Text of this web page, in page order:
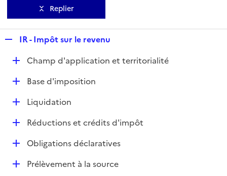
Replier
p
l
i
e
IR - Impôt sur le revenu
DChamp d'application et territorialité
DBase d'imposition
DLiquidation
DRéductions et crédits d'impôt
DObligations déclaratives
DPrélèvement à la source